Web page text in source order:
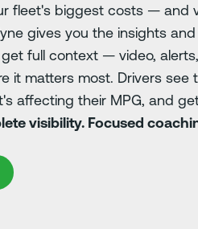
fleet's biggest costs — and
gives you the insights
full context — video,
it matters most. Drivers see
affecting their MPG, and
visibility. Focused